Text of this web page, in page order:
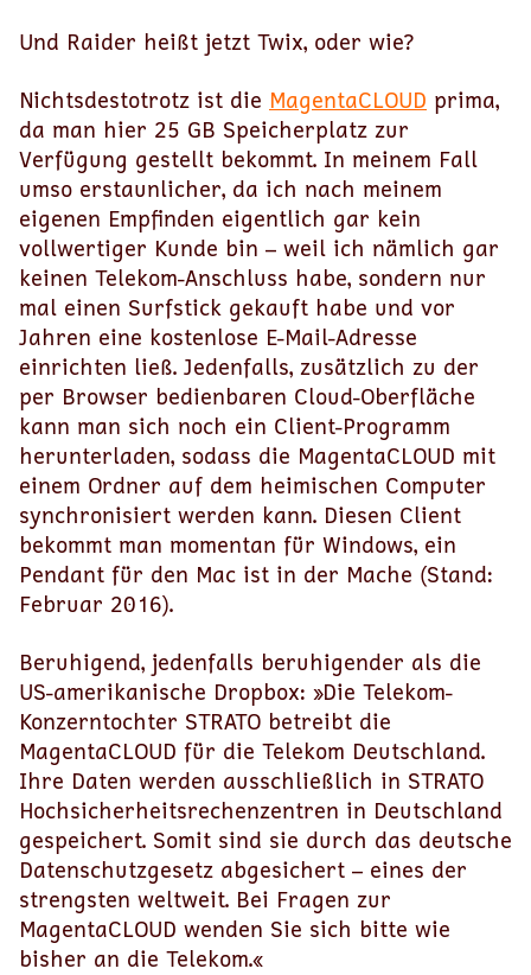
Und Raider heißt jetzt Twix, oder wie?
Nichtsdestotrotz ist die MagentaCLOUD prima,
da man hier 25 GB Speicherplatz zur
Verfügung gestellt bekommt. In meinem Fall
umso erstaunlicher, da ich nach meinem
eigenen Empfinden eigentlich gar kein
vollwertiger Kunde bin – weil ich nämlich gar
keinen Telekom-Anschluss habe, sondern nur
mal einen Surfstick gekauft habe und vor
Jahren eine kostenlose E-Mail-Adresse
einrichten ließ. Jedenfalls, zusätzlich zu der
per Browser bedienbaren Cloud-Oberfläche
kann man sich noch ein Client-Programm
herunterladen, sodass die MagentaCLOUD mit
einem Ordner auf dem heimischen Computer
synchronisiert werden kann. Diesen Client
bekommt man momentan für Windows, ein
Pendant für den Mac ist in der Mache (Stand:
Februar 2016).
Beruhigend, jedenfalls beruhigender als die
US-amerikanische Dropbox: »Die Telekom-
Konzerntochter STRATO betreibt die
MagentaCLOUD für die Telekom Deutschland.
Ihre Daten werden ausschließlich in STRATO
Hochsicherheitsrechenzentren in Deutschland
gespeichert. Somit sind sie durch das deutsche
Datenschutzgesetz abgesichert – eines der
strengsten weltweit. Bei Fragen zur
MagentaCLOUD wenden Sie sich bitte wie
bisher an die Telekom.«